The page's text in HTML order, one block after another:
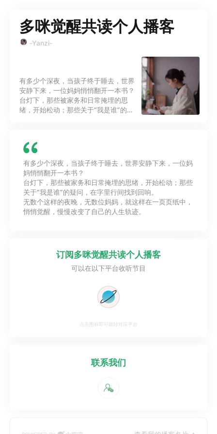
多咪觉醒共读个人播客
-Yanzi-
有多少个深夜，当孩子终于睡去，世界
安静下来，一位妈妈悄悄翻开一本书？
台灯下，那些被家务和日常掩埋的思
绪，开始松动；那些关于“我是谁”的疑
生轨迹。
有多少个深夜，当孩子终于睡去，世界安静下来，一位妈
妈悄悄翻开一本书？
台灯下，那些被家务和日常掩埋的思绪，开始松动；那些
关于“我是谁”的疑问，在字里行间找到回响。
无数个这样的夜晚，无数位妈妈，就这样在一页页纸中，
悄悄觉醒，慢慢改变了自己的人生轨迹。
订阅多咪觉醒共读个人播客
可以在以下平台收听节目
点击图标即可跳转对应平台
联系我们